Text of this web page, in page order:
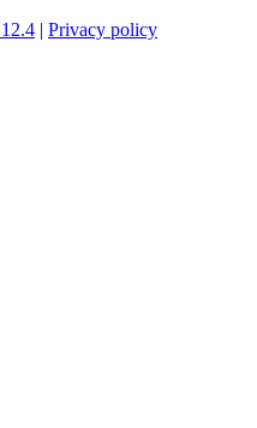
| Privacy policy